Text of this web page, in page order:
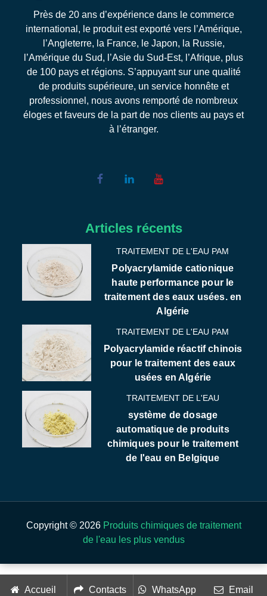
Près de 20 ans d’expérience dans le commerce
international, le produit est exporté vers l’Amérique,
l’Angleterre, la France, le Japon, la Russie,
l’Amérique du Sud, l’Asie du Sud-Est, l’Afrique, plus
de 100 pays et régions. S’appuyant sur une qualité
de produits supérieure, un service honnête et
professionnel, nous avons remporté de nombreux
éloges et faveurs de la part de nos clients au pays et
à l’étranger.
Articles récents
TRAITEMENT DE L'EAU PAM
Polyacrylamide cationique
haute performance pour le
traitement des eaux usées. en
Algérie
TRAITEMENT DE L'EAU PAM
Polyacrylamide réactif chinois
pour le traitement des eaux
usées en Algérie
TRAITEMENT DE L'EAU
système de dosage
automatique de produits
chimiques pour le traitement
de l'eau en Belgique
Copyright © 2026 Produits chimiques de traitement
de l'eau les plus vendus
Accueil Contacts WhatsApp Email